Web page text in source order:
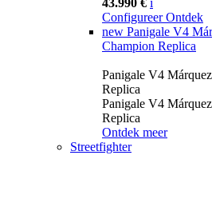
Configureer Ontdek
new Panigale V4
Champion Replica
Panigale V4
Replica
Panigale V4
Replica
Ontdek meer
Streetfighter